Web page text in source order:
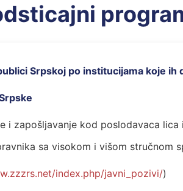
Srpskoj po institucijama koje ih
i zapošljavanje kod poslodavaca
sa visokom i višom stručnom
index.php/javni_pozivi/)